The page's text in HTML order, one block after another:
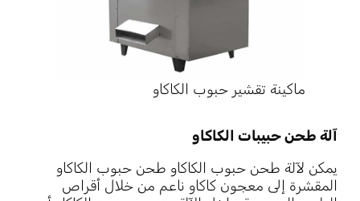
ماكينة تقشير حبوب الكاكاو
آلة طحن حبيبات الكاكاو
يمكن لآلة طحن حبوب الكاكاو طحن حبوب الكاكاو
المقشرة إلى معجون كاكاو ناعم من خلال أقراص